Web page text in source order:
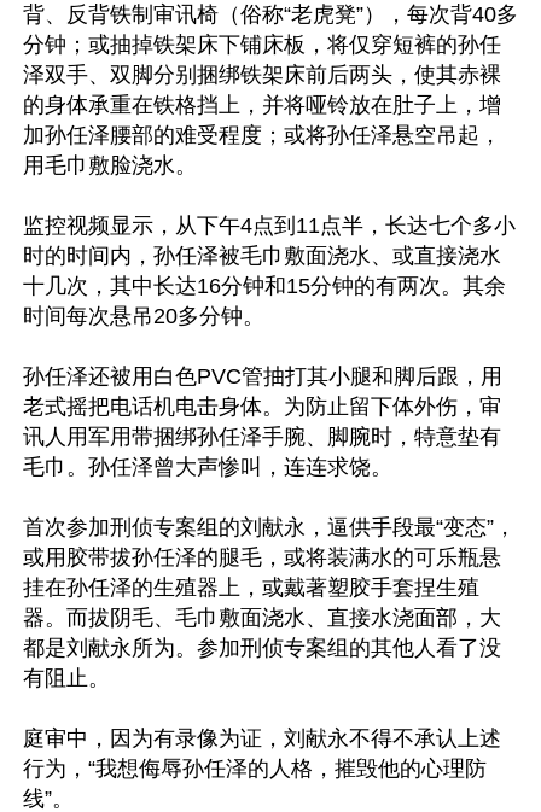
背、反背铁制审讯椅（俗称“老虎凳”），每次背40多
分钟；或抽掉铁架床下铺床板，将仅穿短裤的孙任
泽双手、双脚分别捆绑铁架床前后两头，使其赤裸
的身体承重在铁格挡上，并将哑铃放在肚子上，增
加孙任泽腰部的难受程度；或将孙任泽悬空吊起，
用毛巾敷脸浇水。
监控视频显示，从下午4点到11点半，长达七个多小
时的时间内，孙任泽被毛巾敷面浇水、或直接浇水
十几次，其中长达16分钟和15分钟的有两次。其余
时间每次悬吊20多分钟。
孙任泽还被用白色PVC管抽打其小腿和脚后跟，用
老式摇把电话机电击身体。为防止留下体外伤，审
讯人用军用带捆绑孙任泽手腕、脚腕时，特意垫有
毛巾。孙任泽曾大声惨叫，连连求饶。
首次参加刑侦专案组的刘献永，逼供手段最“变态”，
或用胶带拔孙任泽的腿毛，或将装满水的可乐瓶悬
挂在孙任泽的生殖器上，或戴著塑胶手套捏生殖
器。而拔阴毛、毛巾敷面浇水、直接水浇面部，大
都是刘献永所为。参加刑侦专案组的其他人看了没
有阻止。
庭审中，因为有录像为证，刘献永不得不承认上述
行为，“我想侮辱孙任泽的人格，摧毁他的心理防
线”。